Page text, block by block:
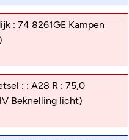
: 74 8261GE Kampen
: : A28 R : 75,0
Beknelling licht)